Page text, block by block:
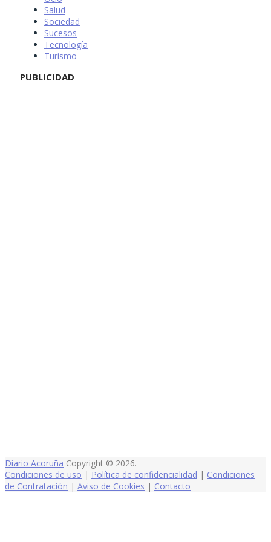
Salud
Sociedad
Sucesos
Tecnología
Turismo
PUBLICIDAD
Diario Acoruña Copyright © 2026.
Condiciones de uso | Política de confidencialidad | Condiciones
de Contratación | Aviso de Cookies | Contacto